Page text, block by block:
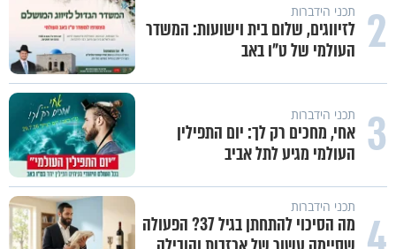
2 תכני הידברות
לזיווגים, שלום בית וישועות: המשדר
העולמי של ט"ו באב
3 תכני הידברות
אחי, מחכים רק לך: יום התפילין
העולמי מגיע לתל אביב
תכני הידברות
מה הסיכוי להתחתן בגיל 37? הפעולה